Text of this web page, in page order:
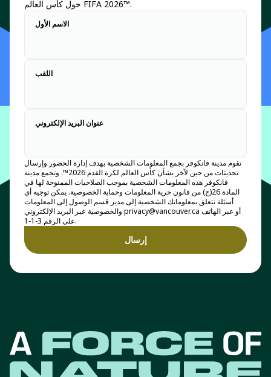
حول كأس العالم FIFA 2026™.
الاسم الأول
اللقب
عنوان البريد الإلكتروني
تقوم مدينة فانكوفر بجمع المعلومات الشخصية بهدف إدارة الحضور وإرسال
تحديثات من حين لآخر بشأن كأس العالم لكرة القدم 2026™. وتجمع مدينة
فانكوفر هذه المعلومات الشخصية بموجب الصلاحيات الممنوحة لها في
المادة 26(ج) من قانون حرية المعلومات وحماية الخصوصية. يمكن توجيه أي
أسئلة تتعلق بمعلوماتك الشخصية إلى مدير قسم الوصول إلى المعلومات
والخصوصية عبر البريد الإلكتروني privacy@vancouver.ca أو عبر الهاتف
على الرقم 3-1-1.